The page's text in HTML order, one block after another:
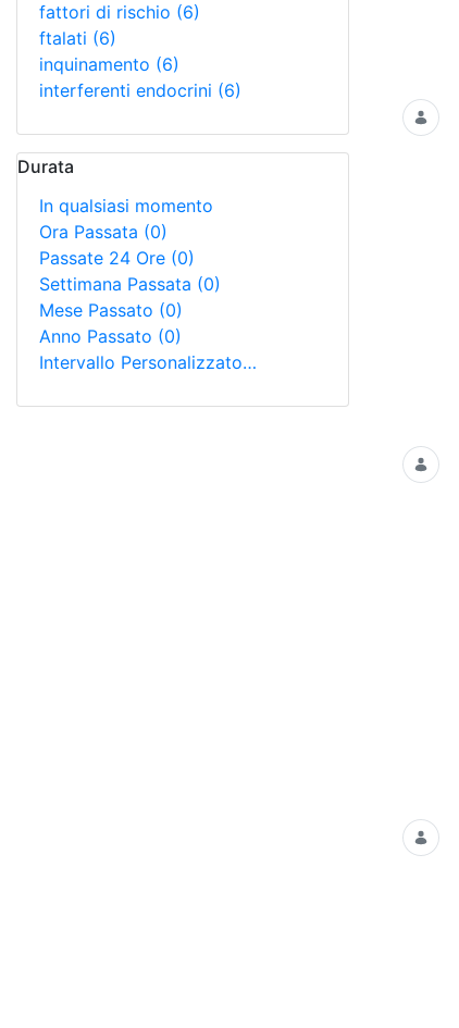
fattori di rischio (6)
ftalati (6)
inquinamento (6)
interferenti endocrini (6)
Durata
In qualsiasi momento
Ora Passata (0)
Passate 24 Ore (0)
Settimana Passata (0)
Mese Passato (0)
Anno Passato (0)
Intervallo Personalizzato…